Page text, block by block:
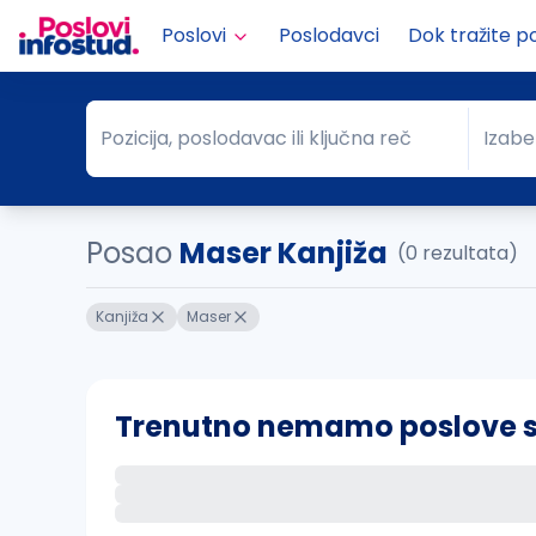
Poslovi Poslodavci Dok tražite
Pozicija, poslodavac ili ključna reč
Pozicija, poslodavac ili ključna reč Grad
Posao Maser Kanjiža (0 rezultata)
Kanjiža Maser
Trenutno nemamo poslove